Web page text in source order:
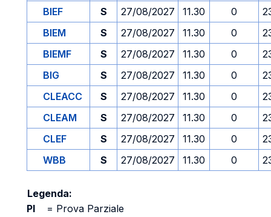
BIEF
S 27/08/2027 11.30 0
BIEM
S 27/08/2027 11.30 0
BIEMF
S 27/08/2027 11.30 0
BIG
S 27/08/2027 11.30 0
CLEACC
S 27/08/2027 11.30 0
CLEAM
S 27/08/2027 11.30 0
CLEF
S 27/08/2027 11.30 0
WBB
S 27/08/2027 11.30 0
Legenda:
PI
= Prova Parziale